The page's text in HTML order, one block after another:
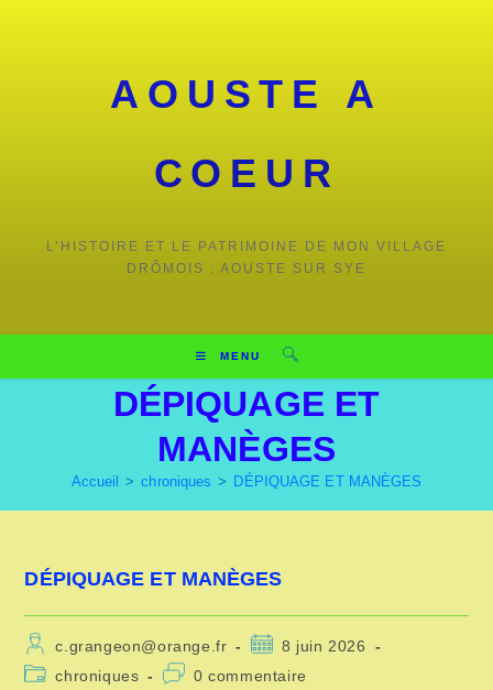
AOUSTE A
COEUR
L’HISTOIRE ET LE PATRIMOINE DE MON VILLAGE
DRÔMOIS : AOUSTE SUR SYE
MENU
DÉPIQUAGE ET
MANÈGES
Accueil > chroniques > DÉPIQUAGE ET MANÈGES
DÉPIQUAGE ET MANÈGES
c.grangeon@orange.fr
8 juin 2026
chroniques
0 commentaire